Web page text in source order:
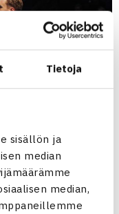
Tietoja
sisällön ja
median
median,